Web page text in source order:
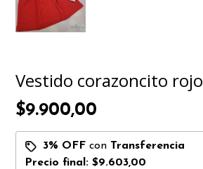
Vestido corazoncito rojo
$9.900,00
3% OFF con Transferencia
Precio final:$9.603,00